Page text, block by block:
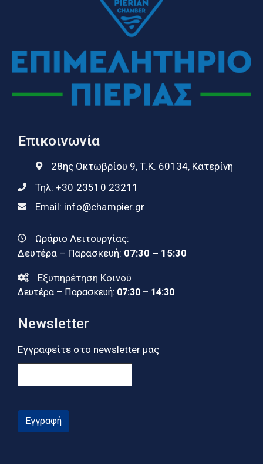
Επικοινωνία
28ης Οκτωβρίου 9, Τ.Κ. 60134, Κατερίνη
Τηλ: +30 23510 23211
Email: info@champier.gr
Ωράριο Λειτουργίας:
Δευτέρα – Παρασκευή: 07:30 – 15:30
Εξυπηρέτηση Κοινού
Δευτέρα – Παρασκευή: 07:30 – 14:30
Newsletter
Εγγραφείτε στο newsletter μας
Εγγραφή